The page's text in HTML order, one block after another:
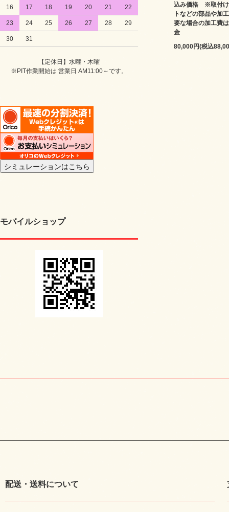
16 17 18 19 20 21 22
23 24 25 26 27 28 29
30 31
【定休日】水曜・木曜
※PIT作業開始は 営業日 AM11:00～です。
モバイルショップ
込み価格 ※取付け
トなどの部品や加
要な場合の加工費
金
80,000円(税込
配送・送料について